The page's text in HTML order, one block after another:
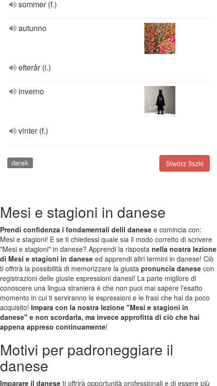
sommer (f.)
autunno
efterår (i.)
inverno
vinter (f.)
Stwórz fiszki
dansk
Mesi e stagioni in danese
Prendi confidenza i fondamentali delil danese e comincia con:
Mesi e stagioni! E se ti chiedessi quale sia il modo corretto di scrivere
"Mesi e stagioni" in danese? Apprendi la risposta nella nostra lezione
di Mesi e stagioni in danese ed apprendi altri termini in danese! Ciò
ti offrirà la possibilità di memorizzare la giusta pronuncia danese con
registrazioni delle giuste espressioni danesi! La parte migliore di
conoscere una lingua straniera è che non puoi mai sapere l'esatto
momento in cui ti serviranno le espressioni e le frasi che hai da poco
acquisito! Impara con la nostra lezione "Mesi e stagioni in
danese" e non scordarla, ma invece approfitta di ciò che hai
appena appreso continuamente!
Motivi per padroneggiare il
danese
Imparare il danese ti offrirà opportunità professionali e di essere più